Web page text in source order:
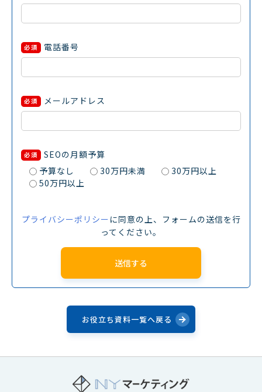
必須 電話番号
必須 メールアドレス
必須
SEOの月額予算
予算なし
30万円未満
30万円以上
50万円以上
プライバシーポリシー に同意の上、フォームの送信を行
ってください。
お役立ち資料一覧へ戻る